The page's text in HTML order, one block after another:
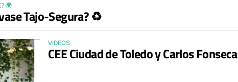
🌍
Tajo-Segura? ♻️
VIDEOS
CEE Ciudad de Toledo y Carlos Fonseca